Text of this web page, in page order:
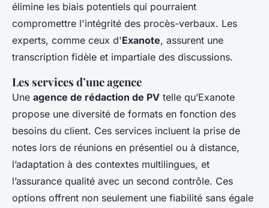
élimine les biais potentiels qui pourraient
compromettre l'intégrité des procès-verbaux. Les
experts, comme ceux d'Exanote, assurent une
transcription fidèle et impartiale des discussions.
Les services d’une agence
Une agence de rédaction de PV telle qu’Exanote
propose une diversité de formats en fonction des
besoins du client. Ces services incluent la prise de
notes lors de réunions en présentiel ou à distance,
l’adaptation à des contextes multilingues, et
l’assurance qualité avec un second contrôle. Ces
options offrent non seulement une fiabilité sans égale